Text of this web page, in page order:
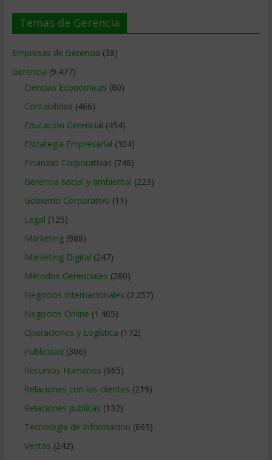
Temas de Gerencia
Empresas de Gerencia (38)
Gerencia (9.477)
Ciencias Económicas (80)
Contabilidad (466)
Educacion Gerencial (454)
Estrategia Empresarial (304)
Finanzas Corporativas (748)
Gerencia social y ambiental (223)
Gobierno Corporativo (11)
Legal (125)
Marketing(988)
Marketing Digital (247)
Métodos Gerenciales (280)
Negocios Internacionales (2.257)
Negocios Online (1.405)
Operaciones y Logística (172)
Publicidad (306)
Recursos Humanos (865)
Relaciones con los clientes (219)
Relaciones publicas (132)
Tecnologia de Informacion (665)
Ventas (242)